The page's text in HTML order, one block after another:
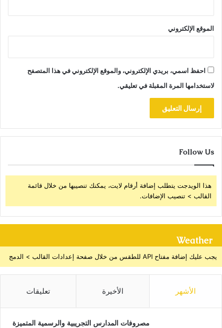
الموقع الإلكتروني
احفظ اسمي، بريدي الإلكتروني، والموقع الإلكتروني في هذا المتصفح
لاستخدامها المرة المقبلة في تعليقي.
Follow Us
هذا الويدجت يتطلب إضافة أرقام لايت، يمكنك تنصيبها من خلال قائمة
القالب > تنصيب الإضافات.
Weather
يجب عليك إضافة مفتاح API للطقس من خلال صفحة إعدادات القالب > الدمج
الأشهر الأخيرة تعليقات
مصروفات المدارس التجريبية والرسمية المتميزة